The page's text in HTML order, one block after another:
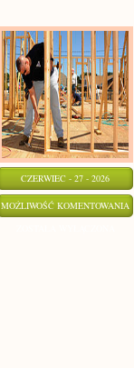
CZERWIEC - 27 - 2026
MOŻLIWOŚĆ KOMENTOWANIA